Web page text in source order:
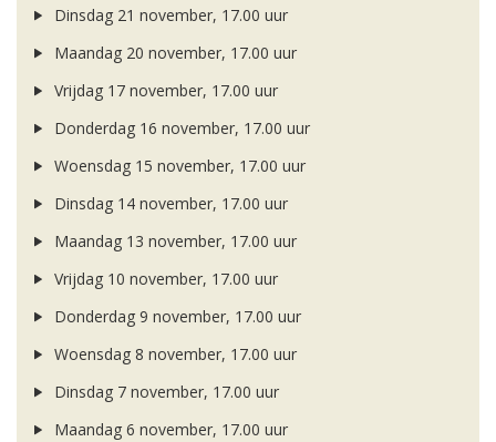
Dinsdag 21 november, 17.00 uur
Maandag 20 november, 17.00 uur
Vrijdag 17 november, 17.00 uur
Donderdag 16 november, 17.00 uur
Woensdag 15 november, 17.00 uur
Dinsdag 14 november, 17.00 uur
Maandag 13 november, 17.00 uur
Vrijdag 10 november, 17.00 uur
Donderdag 9 november, 17.00 uur
Woensdag 8 november, 17.00 uur
Dinsdag 7 november, 17.00 uur
Maandag 6 november, 17.00 uur